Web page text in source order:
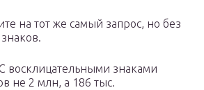
на тот же самый запрос, но без
восклицательными знаками
не 2 млн, а 186 тыс.